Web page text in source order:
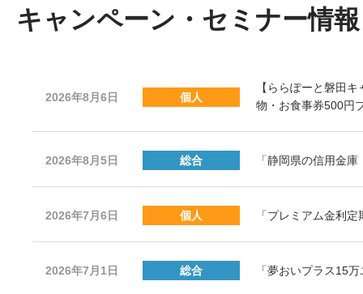
キャンペーン・セミナー情報
2026年8月6日 個人
【ららぽーと磐田
物・お食事券500円
2026年8月5日 総合 「静岡県の信用金
2026年7月6日 個人 「プレミアム金利
2026年7月1日 総合 「夢おいプラス15